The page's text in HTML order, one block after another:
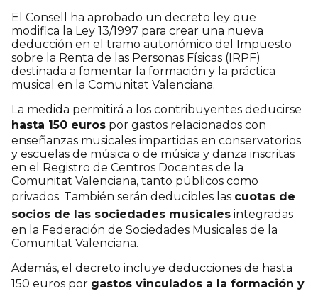
El Consell ha aprobado un decreto ley que
modifica la Ley 13/1997 para crear una nueva
deducción en el tramo autonómico del Impuesto
sobre la Renta de las Personas Físicas (IRPF)
destinada a fomentar la formación y la práctica
musical en la Comunitat Valenciana.
La medida permitirá a los contribuyentes deducirse
hasta 150 euros por gastos relacionados con
enseñanzas musicales impartidas en conservatorios
y escuelas de música o de música y danza inscritas
en el Registro de Centros Docentes de la
Comunitat Valenciana, tanto públicos como
privados. También serán deducibles las cuotas de
socios de las sociedades musicales integradas
en la Federación de Sociedades Musicales de la
Comunitat Valenciana.
Además, el decreto incluye deducciones de hasta
150 euros por gastos vinculados a la formación y